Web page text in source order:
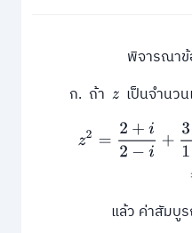
พิจารณา
ก. ถ้า z เป็นจำนว
z2=2 +i2−i+ 3+ 4i
แล้ว ค่าสัมบู